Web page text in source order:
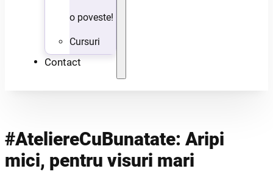
o poveste!
Cursuri
Contact
#AteliereCuBunatate: Aripi
mici, pentru visuri mari